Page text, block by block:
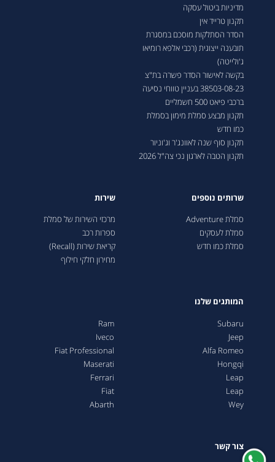
מדיניות ביטול עסקה
תקנון טרייד אין
הסדר הסתלקות מוסכם במסגרת
תובענה ייצוגית (רכבי אלפא רומיאו
ג'ולייטה)
בקשה לאישור הסדר פשרה בת"צ
38503-08-23 בעניין טווחי נסיעה
ברכבי פיאט 500 חשמליים
תקנון מבצע סמלת מימון בסמלת
כמו חדש
תקנון סוף שנה לאוונג'ר וג'וניור
תקנון הטבה לארגון נכי צה"ל 2026
שרותים נוספים
סמלת Adventure
סמלת לעסקים
סמלת כמו חדש
שירות
מרכזי השירות של סמלת
ספרות רכב
קריאת שירות (Recall)
מחירון חלקי חילוף
המותגים שלנו
Subaru
Jeep
Alfa Romeo
Hongqi
Leap
Leap
Wey
Ram
Iveco
Fiat Professional
Maserati
Ferrari
Fiat
Abarth
צור קשר